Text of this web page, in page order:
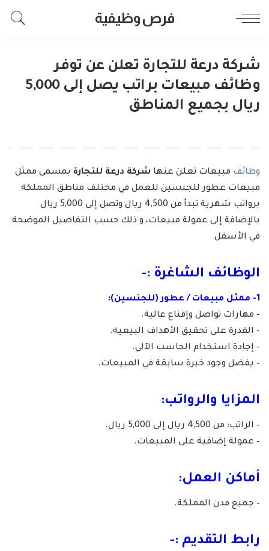
فرص وظيفية
شركة درعة للتجارة تعلن عن توفر
وظائف مبيعات براتب يصل إلى 5,000
ريال بجميع المناطق
وظائف مبيعات تعلن عنها شركة درعة للتجارة بمسمى ممثل
مبيعات عطور للجنسين للعمل في مختلف مناطق المملكة
برواتب شهرية تبدأ من 4,500 ريال وتصل إلى 5,000 ريال
بالإضافة إلى عمولة مبيعات، و ذلك حسب التفاصيل الموضحة
في الأسفل
الوظائف الشاغرة :-
1- ممثل مبيعات / عطور (للجنسين):
– مهارات تواصل وإقناع عالية.
– القدرة على تحقيق الأهداف البيعية.
– إجادة استخدام الحاسب الآلي.
– يفضل وجود خبرة سابقة في المبيعات.
المزايا والرواتب:
– الراتب: من 4,500 ريال إلى 5,000 ريال.
– عمولة إضافية على المبيعات.
أماكن العمل:
– جميع مدن المملكة.
رابط التقديم :-